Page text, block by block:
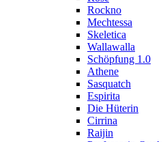
Rockno
Mechtessa
Skeletica
Wallawalla
Schöpfung 1.0
Athene
Sasquatch
Espirita
Die Hüterin
Cirrina
Raijin